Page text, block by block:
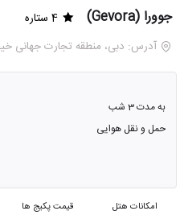
جوورا (Gevora)
4 ستاره
آدرس: دبی، منطقه تجارت جهانی
به مدت 3 شب
حمل و نقل هوایی
امکانات هتل قیمت پکیج ها